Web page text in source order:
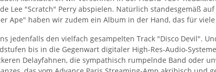
Lee "Scratch" Perry abspielen. Natürlich standesgemäß
Ape" haben wir zudem ein Album in der Hand, das für
jedenfalls den vielfach gesampelten Track "Disco Devil".
bis in die Gegenwart digitaler High-Res-Audio-
Delayfahnen, die sympathisch rumpelnde Band oder